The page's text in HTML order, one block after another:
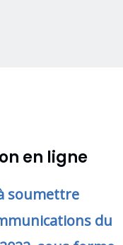
en ligne
soumettre
du